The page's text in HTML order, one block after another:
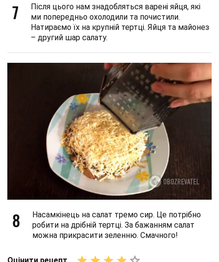
7
Після цього нам знадобляться варені яйця, які
ми попередньо охолодили та почистили.
Натираємо їх на крупній тертці. Яйця та майонез
– другий шар салату.
8
Насамкінець на салат тремо сир. Це потрібно
робити на дрібній тертці. За бажанням салат
можна прикрасити зеленню. Смачного!